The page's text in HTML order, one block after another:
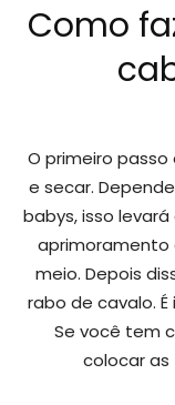
Como
O primeiro
e secar.
babys, isso
aprimoramento
meio. Depois
rabo de cavalo.
Se você tem
colocar as